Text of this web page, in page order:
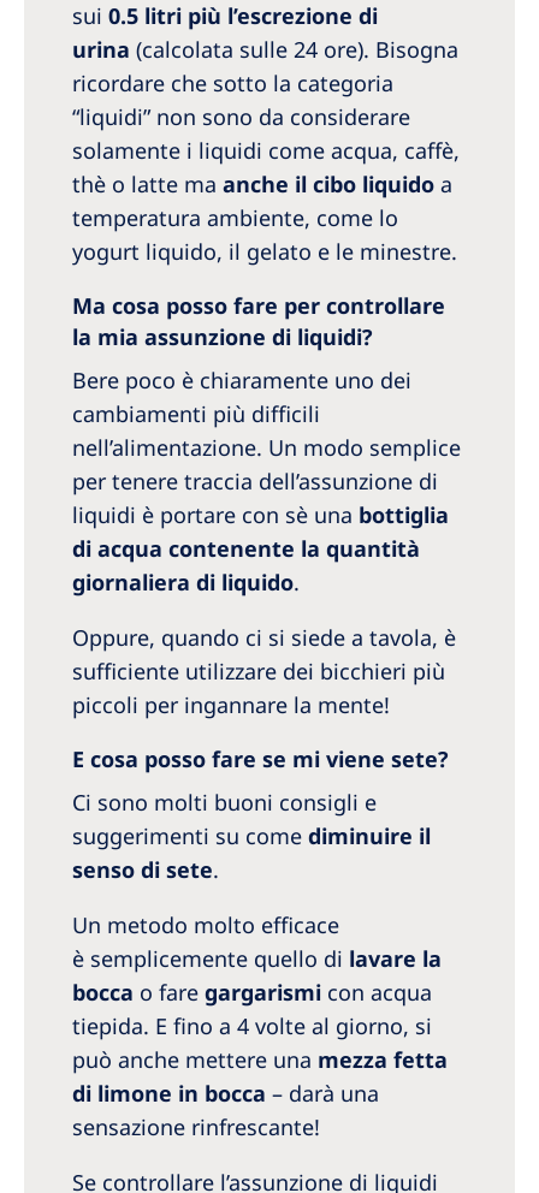
sui 0.5 litri più l’escrezione di
urina (calcolata sulle 24 ore). Bisogna
ricordare che sotto la categoria
“liquidi” non sono da considerare
solamente i liquidi come acqua, caffè,
thè o latte ma anche il cibo liquido a
temperatura ambiente, come lo
yogurt liquido, il gelato e le minestre.
Ma cosa posso fare per controllare
la mia assunzione di liquidi?
Bere poco è chiaramente uno dei
cambiamenti più difficili
nell’alimentazione. Un modo semplice
per tenere traccia dell’assunzione di
liquidi è portare con sè una bottiglia
di acqua contenente la quantità
giornaliera di liquido.
Oppure, quando ci si siede a tavola, è
sufficiente utilizzare dei bicchieri più
piccoli per ingannare la mente!
E cosa posso fare se mi viene sete?
Ci sono molti buoni consigli e
suggerimenti su come diminuire il
senso di sete.
Un metodo molto efficace
è semplicemente quello di lavare la
bocca o fare gargarismi con acqua
tiepida. E fino a 4 volte al giorno, si
può anche mettere una mezza fetta
di limone in bocca – darà una
sensazione rinfrescante!
Se controllare l’assunzione di liquidi